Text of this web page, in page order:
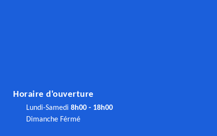
Horaire d'ouverture
Lundi-Samedi 8h00 - 18h00
Dimanche Férmé